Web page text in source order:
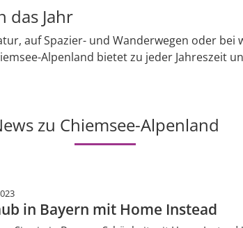
das Jahr
auf Spazier- und Wanderwegen oder
Alpenland bietet zu jeder Jahreszeit
zu Chiemsee-Alpenland
in Bayern mit Home Instead